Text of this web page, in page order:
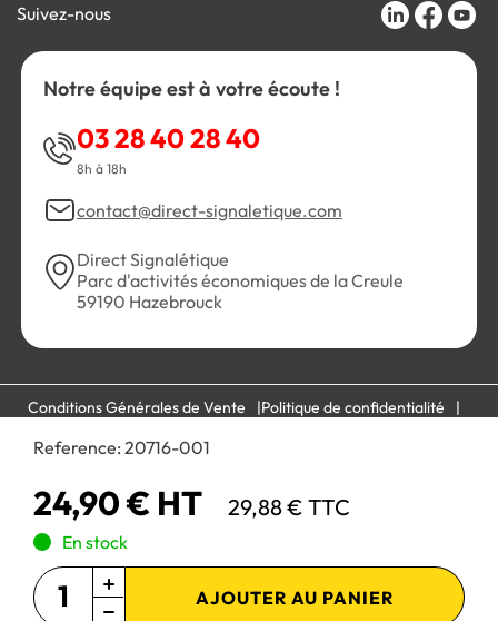
Reference: 20716-001
24,90 € HT 29,88 € TTC
En stock
AJOUTER AU PANIER
Suivez-nous
Notre équipe est à votre écoute !
03 28 40 28 40
8h à 18h
contact@direct-signaletique.com
Direct Signalétique
Parc d'activités économiques de la Creule
59190 Hazebrouck
Conditions Générales de Vente
Politique de confidentialité
Mentions légales
Paiement 100% sécurisé :
Site réservé aux professionnels